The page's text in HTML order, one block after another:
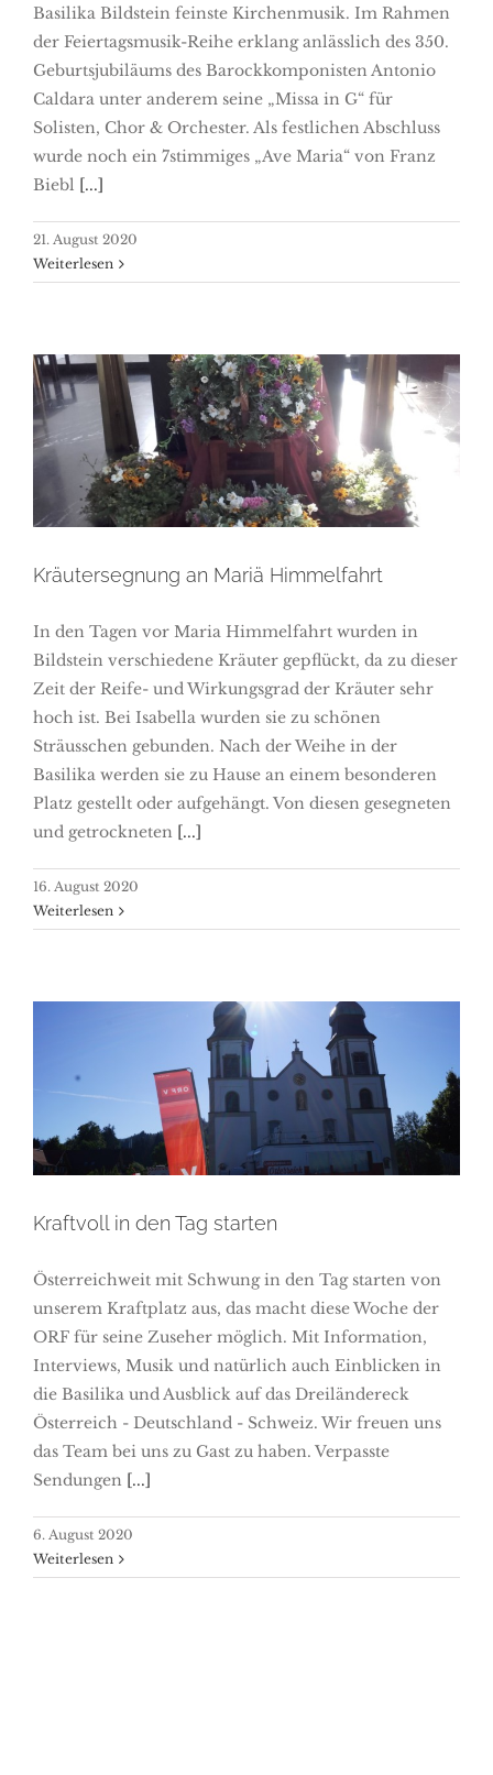
Basilika Bildstein feinste Kirchenmusik. Im Rahmen
der Feiertagsmusik-Reihe erklang anlässlich des 350.
Geburtsjubiläums des Barockkomponisten Antonio
Caldara unter anderem seine „Missa in G“ für
Solisten, Chor & Orchester. Als festlichen Abschluss
wurde noch ein 7stimmiges „Ave Maria“ von Franz
Biebl [...]
21. August 2020
Weiterlesen
Kräutersegnung an Mariä
Himmelfahrt
Kräutersegnung an Mariä Himmelfahrt
In den Tagen vor Maria Himmelfahrt wurden in
Bildstein verschiedene Kräuter gepflückt, da zu dieser
Zeit der Reife- und Wirkungsgrad der Kräuter sehr
hoch ist. Bei Isabella wurden sie zu schönen
Sträusschen gebunden. Nach der Weihe in der
Basilika werden sie zu Hause an einem besonderen
Platz gestellt oder aufgehängt. Von diesen gesegneten
und getrockneten [...]
16. August 2020
Weiterlesen
Kraftvoll in den Tag starten
Kraftvoll in den Tag starten
Österreichweit mit Schwung in den Tag starten von
unserem Kraftplatz aus, das macht diese Woche der
ORF für seine Zuseher möglich. Mit Information,
Interviews, Musik und natürlich auch Einblicken in
die Basilika und Ausblick auf das Dreiländereck
Österreich - Deutschland - Schweiz. Wir freuen uns
das Team bei uns zu Gast zu haben. Verpasste
Sendungen [...]
6. August 2020
Weiterlesen